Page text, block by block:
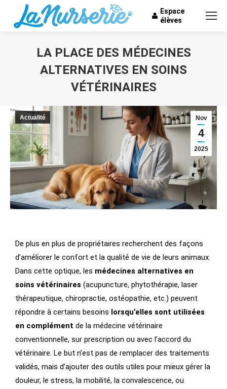
Espace
élèves
LA PLACE DES MÉDECINES
ALTERNATIVES EN SOINS
VÉTÉRINAIRES
Nov
4
2025
Actualité
De plus en plus de propriétaires recherchent des façons
d’améliorer le confort et la qualité de vie de leurs animaux.
Dans cette optique, les médecines alternatives en
soins vétérinaires (acupuncture, phytothérapie, laser
thérapeutique, chiropractie, ostéopathie, etc.) peuvent
répondre à certains besoins lorsqu’elles sont utilisées
en complément de la médecine vétérinaire
conventionnelle, sur prescription ou avec l’accord du
vétérinaire. Le but n’est pas de remplacer des traitements
validés, mais d’ajouter des outils utiles pour mieux gérer la
douleur, le stress, la mobilité, la convalescence, ou